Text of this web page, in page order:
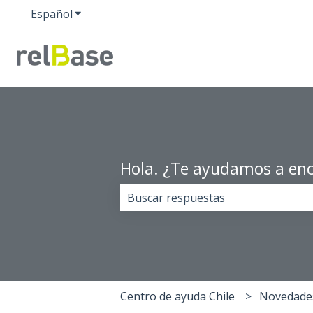
EspañolTraducciones de Mostrar submenú de
Hola. ¿Te ayudamos a
Centro de ayuda Chile